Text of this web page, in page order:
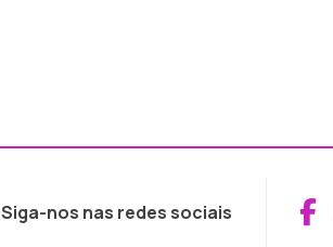
Siga-nos nas redes sociais